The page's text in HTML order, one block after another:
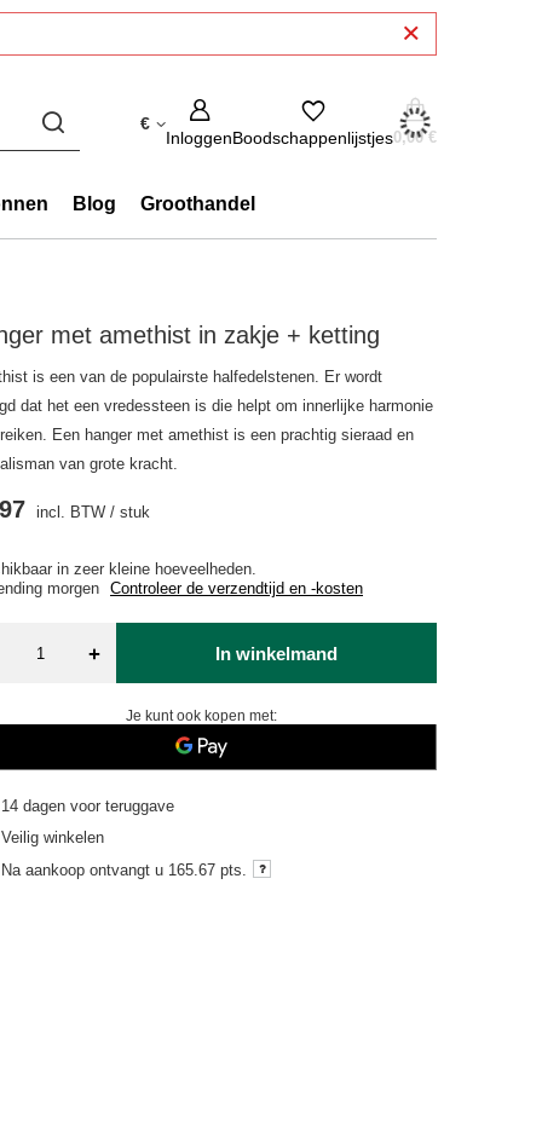
€
InloggenBoodschappenlijstjes0,00 €
Blog Groothandel
met amethist in zakje + ketting
is een van de populairste halfedelstenen. Er wordt
dat het een vredessteen is die helpt om innerlijke harmonie
Een hanger met amethist is een prachtig sieraad en
van grote kracht.
in zeer kleine hoeveelheden
morgen Controleer de verzendtijd en -kosten
incl. BTW /stuk
+ In winkelmand
Je kunt ook kopen met:
14 dagen voor teruggave
Veilig winkelen
Na aankoop ontvangt u 165.67 pts.